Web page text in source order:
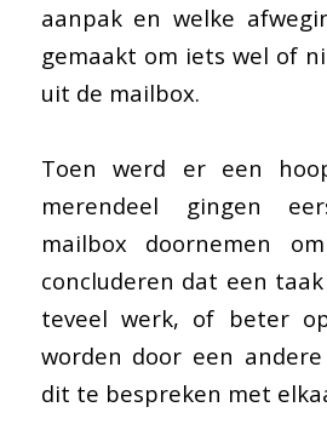
aanpak en welke
gemaakt om iets wel of
uit de mailbox.
Toen werd er een
merendeel gingen
mailbox doornemen
concluderen dat een
teveel werk, of beter
worden door een
dit te bespreken met